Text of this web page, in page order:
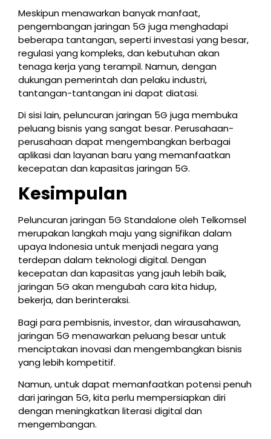
Meskipun menawarkan banyak manfaat,
pengembangan jaringan 5G juga menghadapi
beberapa tantangan, seperti investasi yang besar,
regulasi yang kompleks, dan kebutuhan akan
tenaga kerja yang terampil. Namun, dengan
dukungan pemerintah dan pelaku industri,
tantangan-tantangan ini dapat diatasi.
Di sisi lain, peluncuran jaringan 5G juga membuka
peluang bisnis yang sangat besar. Perusahaan-
perusahaan dapat mengembangkan berbagai
aplikasi dan layanan baru yang memanfaatkan
kecepatan dan kapasitas jaringan 5G.
Kesimpulan
Peluncuran jaringan 5G Standalone oleh Telkomsel
merupakan langkah maju yang signifikan dalam
upaya Indonesia untuk menjadi negara yang
terdepan dalam teknologi digital. Dengan
kecepatan dan kapasitas yang jauh lebih baik,
jaringan 5G akan mengubah cara kita hidup,
bekerja, dan berinteraksi.
Bagi para pembisnis, investor, dan wirausahawan,
jaringan 5G menawarkan peluang besar untuk
menciptakan inovasi dan mengembangkan bisnis
yang lebih kompetitif.
Namun, untuk dapat memanfaatkan potensi penuh
dari jaringan 5G, kita perlu mempersiapkan diri
dengan meningkatkan literasi digital dan
mengembangan.